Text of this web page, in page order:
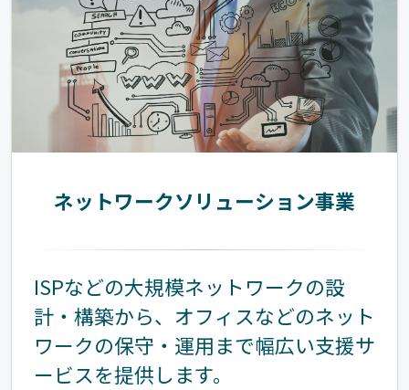
ネットワークソリューション事業
ISPなどの大規模ネットワークの設
計・構築から、オフィスなどのネット
ワークの保守・運用まで幅広い支援サ
ービスを提供します。